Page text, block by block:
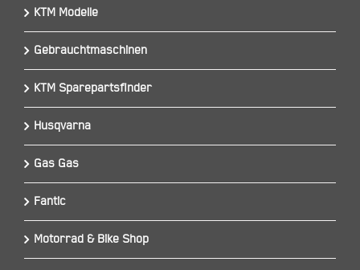
KTM Modelle
Gebrauchtmaschinen
KTM Sparepartsfinder
Husqvarna
Gas Gas
Fantic
Motorrad & Bike Shop